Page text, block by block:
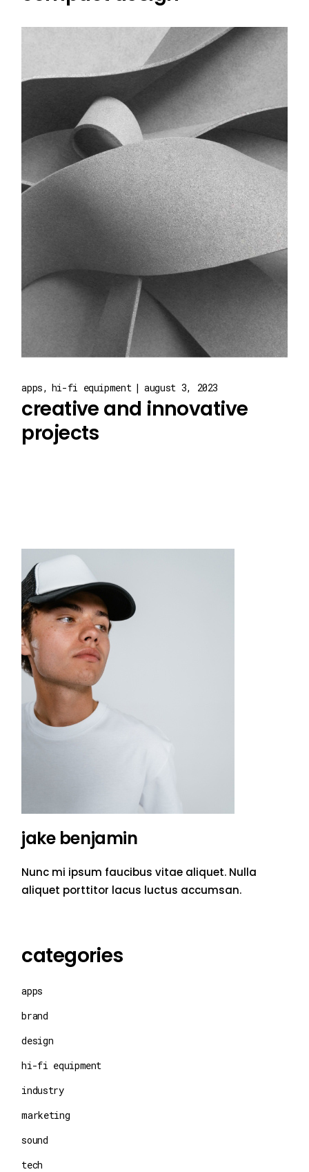
apps hi-fi equipment august 3, 2023
creative and innovative
projects
jake benjamin
Nunc mi ipsum faucibus vitae aliquet. Nulla
aliquet porttitor lacus luctus accumsan.
categories
apps
brand
design
hi-fi equipment
industry
marketing
sound
tech